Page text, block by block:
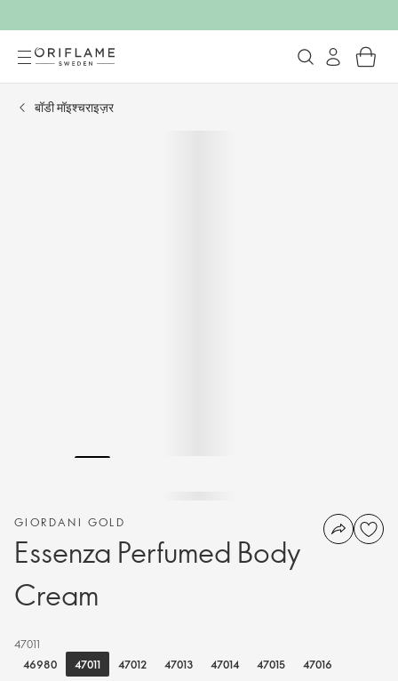
बॉडी मॉइश्चराइज़र
GIORDANI GOLD
Essenza Perfumed Body
Cream
47011
46980
47011 47012 47013 47014 47015
47016